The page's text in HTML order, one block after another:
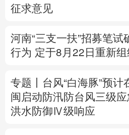
征求意见
河南“三支一扶”招募笔试
行为 定于8月22日重新
专题丨 台风“白海豚”预
闽启动防汛防台风三级
洪水防御Ⅳ级响应